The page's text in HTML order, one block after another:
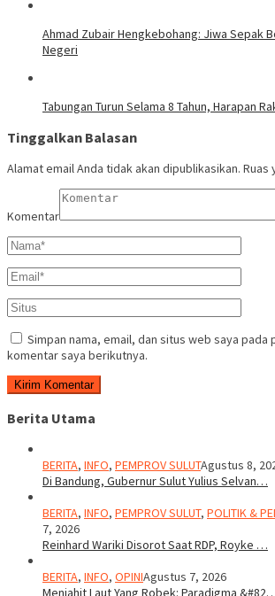
Ahmad Zubair Hengkebohang: Jiwa Sepak
Negeri
Tabungan Turun Selama 8 Tahun, Harapan
Tinggalkan Balasan
Alamat email Anda tidak akan dipublikasikan. Ruas
Komentar
Simpan nama, email, dan situs web saya pada
komentar saya berikutnya.
Berita Utama
BERITA, INFO, PEMPROV SULUTAgustus 8,
Di Bandung, Gubernur Sulut Yulius Selvan…
BERITA, INFO, PEMPROV SULUT, POLITIK &
7, 2026
Reinhard Wariki Disorot Saat RDP, Royke …
BERITA, INFO, OPINIAgustus 7, 2026
Menjahit Laut Yang Robek: Paradigma